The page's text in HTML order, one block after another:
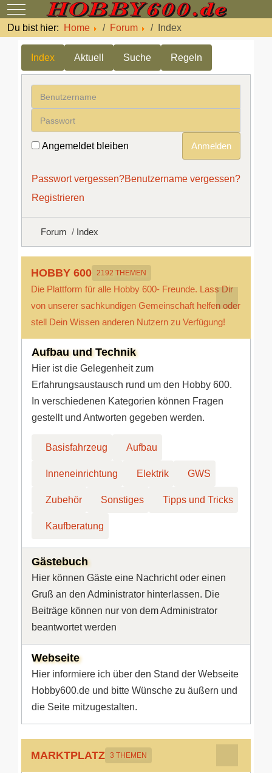
Mobile Menu Toggle
Du bist hier:
Home Forum Index
Index Aktuell Suche Regeln
Benutzername
Passwort
Angemeldet bleiben Anmelden
Passwort vergessen?Benutzername vergessen?
Registrieren
Forum Index
HOBBY 600 2192 THEMEN
Die Plattform für alle Hobby 600- Freunde. Lass Dir
von unserer sachkundigen Gemeinschaft helfen oder
stell Dein Wissen anderen Nutzern zu Verfügung!
Aufbau und Technik
Hier ist die Gelegenheit zum
Erfahrungsaustausch rund um den Hobby 600.
In verschiedenen Kategorien können Fragen
gestellt und Antworten gegeben werden.
Basisfahrzeug Aufbau
Inneneinrichtung Elektrik GWS
Zubehör Sonstiges Tipps und Tricks
Kaufberatung
Gästebuch
Hier können Gäste eine Nachricht oder einen
Gruß an den Administrator hinterlassen. Die
Beiträge können nur von dem Administrator
beantwortet werden
Webseite
Hier informiere ich über den Stand der Webseite
Hobby600.de und bitte Wünsche zu äußern und
die Seite mitzugestalten.
MARKTPLATZ 3 THEMEN